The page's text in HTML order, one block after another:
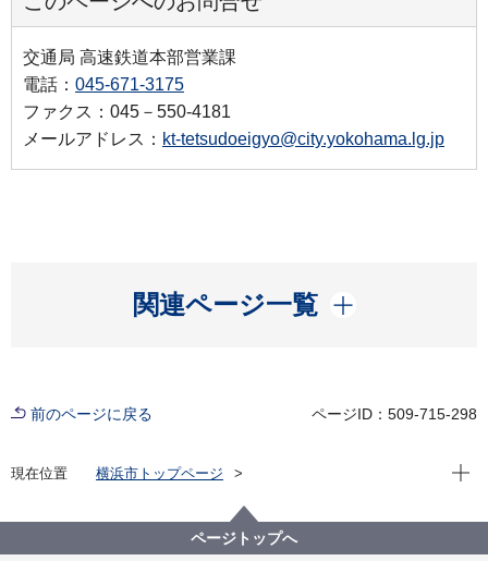
交通局 高速鉄道本部営業課
電話： 045-671-3175
ファクス：045－550-4181
メールアドレス： kt-tetsudoeigyo@city.yokohama.lg.jp
関連ページ一覧
開く
前のページに戻る ページID：509-715-298
現在位置
横浜市トップページ
交通局
高速鉄道本部営業課
特別デザインの乗車券には、どのような種類がありま
現在
ページトップへ